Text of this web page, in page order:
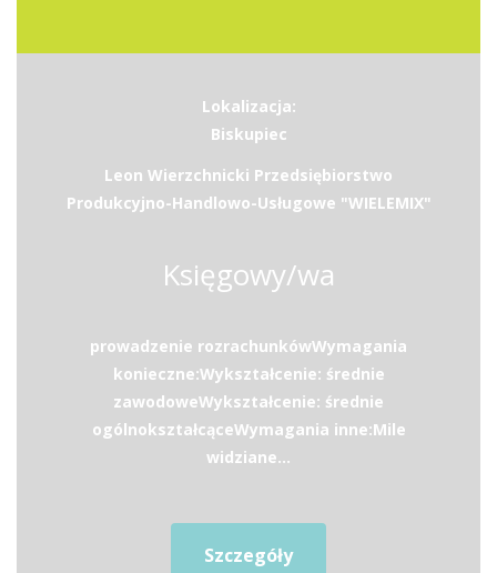
Lokalizacja:
Biskupiec
Leon Wierzchnicki Przedsiębiorstwo
Produkcyjno-Handlowo-Usługowe "WIELEMIX"
Księgowy/wa
prowadzenie rozrachunkówWymagania
konieczne:Wykształcenie: średnie
zawodoweWykształcenie: średnie
ogólnokształcąceWymagania inne:Mile
widziane...
Szczegóły